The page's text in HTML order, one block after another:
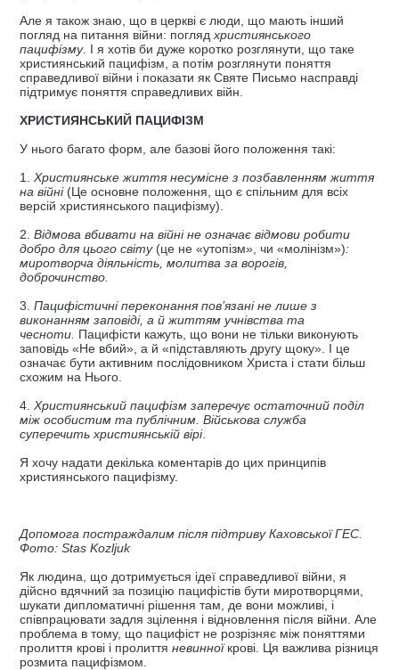
Але я також знаю, що в церкві є люди, що мають інший
погляд на питання війни: погляд християнського
пацифізму. І я хотів би дуже коротко розглянути, що таке
християнський пацифізм, а потім розглянути поняття
справедливої війни і показати як Святе Письмо насправді
підтримує поняття справедливих війн.
ХРИСТИЯНСЬКИЙ ПАЦИФІЗМ
У нього багато форм, але базові його положення такі:
1.
Християнське життя несумісне з позбавленням життя
на війні (Це основне положення, що є спільним для всіх
версій християнського пацифізму).
2. Відмова вбивати на війні не означає відмови робити
добро для цього світу(це не «утопізм», чи «молінізм»):
миротворча діяльність, молитва за ворогів,
доброчинство.
3. Пацифістичні переконання пов’язані не лише з
виконанням заповіді, а й життям учнівства та
чесноти. Пацифісти кажуть, що вони не тільки виконують
заповідь «Не вбий», а й «підставляють другу щоку». І це
означає бути активним послідовником Христа і стати більш
схожим на Нього.
4. Християнський пацифізм заперечує остаточний поділ
між особистим та публічним. Військова служба
суперечить християнській вірі.
Я хочу надати декілька коментарів до цих принципів
християнського пацифізму.
Допомога постраждалим після підтриву Каховської ГЕС.
Фото: Stas Kozljuk
Як людина, що дотримується ідеї справедливої війни, я
дійсно вдячний за позицію пацифістів бути миротворцями,
шукати дипломатичні рішення там, де вони можливі, і
співпрацювати задля зцілення і відновлення після війни. Але
проблема в тому, що пацифіст не розрізняє між поняттями
пролиття крові і пролиття невинноїкрові. Ця важлива різниця
розмита пацифізмом.